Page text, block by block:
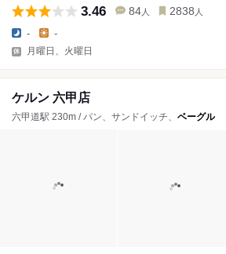
3.46 84 人 2838 人
- -
月曜日、火曜日
ケルン 六甲店
六甲道駅 230m / パン、サンドイッチ、 ベーグル